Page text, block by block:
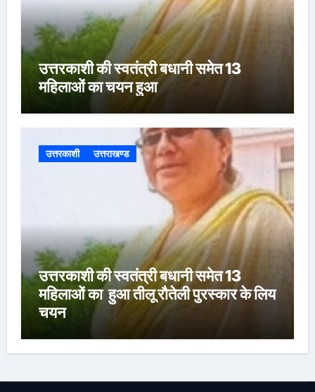
उत्तरकाशी की स्वतंत्री बधानी समेत 13
महिलाओं का चयन हुआ
उत्तरकाशी उत्तराखण्ड
उत्तरकाशी की स्वतंत्री बधानी समेत 13
महिलाओं का हुआ तीलू रौतेली पुरस्कार के लिय
चयन